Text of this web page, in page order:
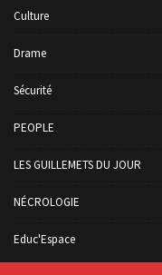
Culture
Drame
Sécurité
PEOPLE
LES GUILLEMETS DU JOUR
NÉCROLOGIE
Educ'Espace